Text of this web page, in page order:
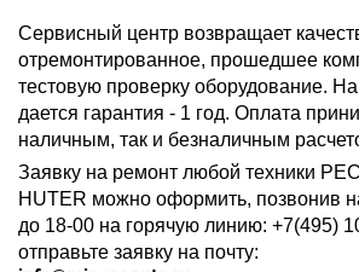
Сервисный центр возвращает
отремонтированное, прошедшее
тестовую проверку оборудование.
дается гарантия - 1 год. Оплата
наличным, так и безналичным
Заявку на ремонт любой техники
HUTER можно оформить, позвонив
до 18-00 на горячую линию: +7(495)
отправьте заявку на почту: